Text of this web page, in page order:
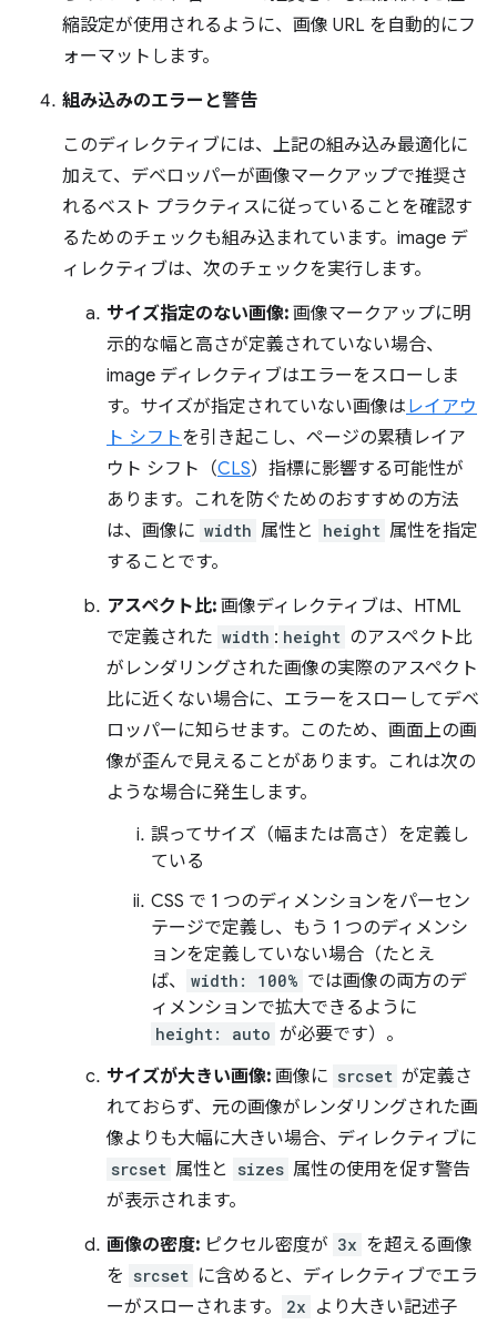
縮設定が使用されるように、画像 URL を自動的にフ
ォーマットします。
組み込みのエラーと警告
このディレクティブには、上記の組み込み最適化に
加えて、デベロッパーが画像マークアップで推奨さ
れるベスト プラクティスに従っていることを確認す
るためのチェックも組み込まれています。image デ
ィレクティブは、次のチェックを実行します。
サイズ指定のない画像: 画像マークアップに明
示的な幅と高さが定義されていない場合、
image ディレクティブはエラーをスローしま
す。サイズが指定されていない画像は レイアウ
ト シフトを引き起こし、ページの累積レイア
ウト シフト（CLS）指標に影響する可能性が
あります。これを防ぐためのおすすめの方法
は、画像に width 属性と height 属性を指定
することです。
アスペクト比: 画像ディレクティブは、HTML
で定義された width : height のアスペクト比
がレンダリングされた画像の実際のアスペクト
比に近くない場合に、エラーをスローしてデベ
ロッパーに知らせます。このため、画面上の画
像が歪んで見えることがあります。これは次の
ような場合に発生します。
誤ってサイズ（幅または高さ）を定義し
ている
CSS で 1 つのディメンションをパーセン
テージで定義し、もう 1 つのディメンシ
ョンを定義していない場合（たとえ
ば、
width: 100% では画像の両方のデ
ィメンションで拡大できるように
height: auto が必要です）。
サイズが大きい画像: 画像に srcset が定義さ
れておらず、元の画像がレンダリングされた画
像よりも大幅に大きい場合、ディレクティブに
srcset 属性と sizes 属性の使用を促す警告
が表示されます。
画像の密度: ピクセル密度が 3x を超える画像
を srcset に含めると、ディレクティブでエラ
ーがスローされます。
2x より大きい記述子